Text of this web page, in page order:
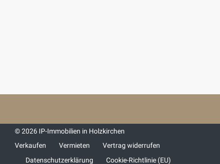
© 2026 IP-Immobilien in Holzkirchen
Verkaufen
Vermieten
Vertrag widerrufen
Datenschutzerklärung
Cookie-Richtlinie (EU)